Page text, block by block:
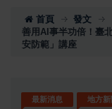
首頁
發文
善用AI事半功倍！臺
安防範」講座
最新消息 地方新